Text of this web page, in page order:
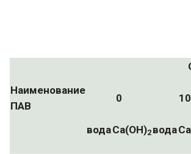
Наименование
ПАВ
0 10
водаCa(OH)2 вода